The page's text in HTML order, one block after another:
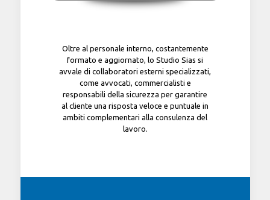
Oltre al personale interno, costantemente
formato e aggiornato, lo Studio Sias si
avvale di collaboratori esterni specializzati,
come avvocati, commercialisti e
responsabili della sicurezza per garantire
al cliente una risposta veloce e puntuale in
ambiti complementari alla consulenza del
lavoro.